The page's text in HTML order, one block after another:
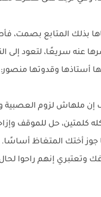
بذلك المتابع بصمت،
عنه سريعًا، لتعود إلى
أستاذها وقدوتها منصور:
إن ملهاش لزوم العصبية
كلمتين، حل للموقف
جوز أختك المتغاظ
وتعتبري إنهم راحوا